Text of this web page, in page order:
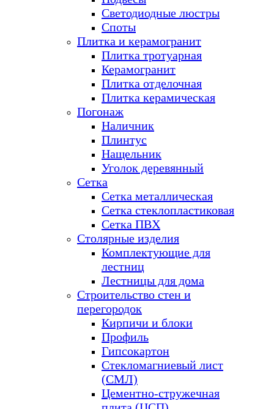
Светодиодные люстры
Споты
Плитка и керамогранит
Плитка тротуарная
Керамогранит
Плитка отделочная
Плитка керамическая
Погонаж
Наличник
Плинтус
Нащельник
Уголок деревянный
Сетка
Сетка металлическая
Сетка стеклопластиковая
Сетка ПВХ
Столярные изделия
Комплектующие для
лестниц
Лестницы для дома
Строительство стен и
перегородок
Кирпичи и блоки
Профиль
Гипсокартон
Стекломагниевый лист
(СМЛ)
Цементно-стружечная